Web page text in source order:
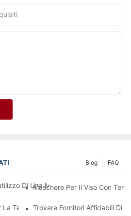
FAQ
Blog
Di Una Maschera Per La Terapia
Maschere Per Il Viso Con
Terapia A Luce Rossa E Infrarossi
Trovare Fornitori Affidabili Di